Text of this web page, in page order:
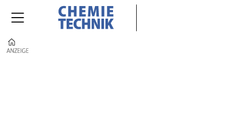
ANZEIGE
ANZEIGE